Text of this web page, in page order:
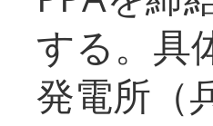
する。具
発電所（